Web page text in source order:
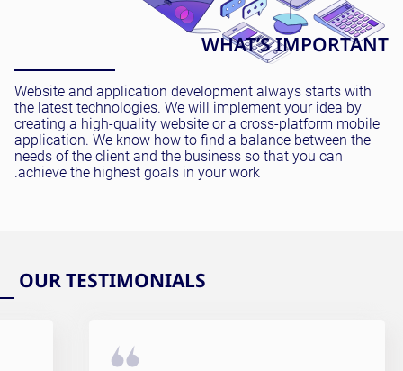
WHAT’S IMPORTANT
Website and application development always starts with
the latest technologies. We will implement your idea by
creating a high-quality website or a cross-platform mobile
application. We know how to find a balance between the
needs of the client and the business so that you can
achieve the highest goals in your work.
OUR TESTIMONIALS